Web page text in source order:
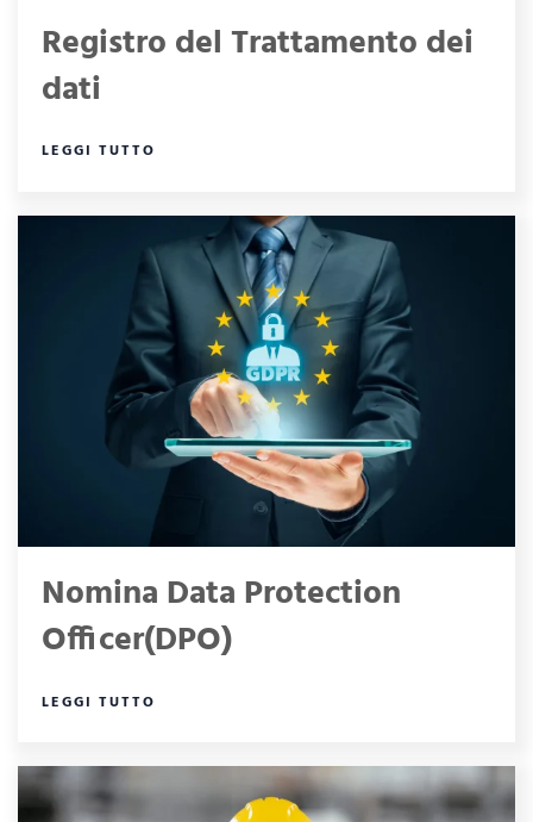
Registro del Trattamento dei
dati
LEGGI TUTTO
Nomina Data Protection
Officer(DPO)
LEGGI TUTTO